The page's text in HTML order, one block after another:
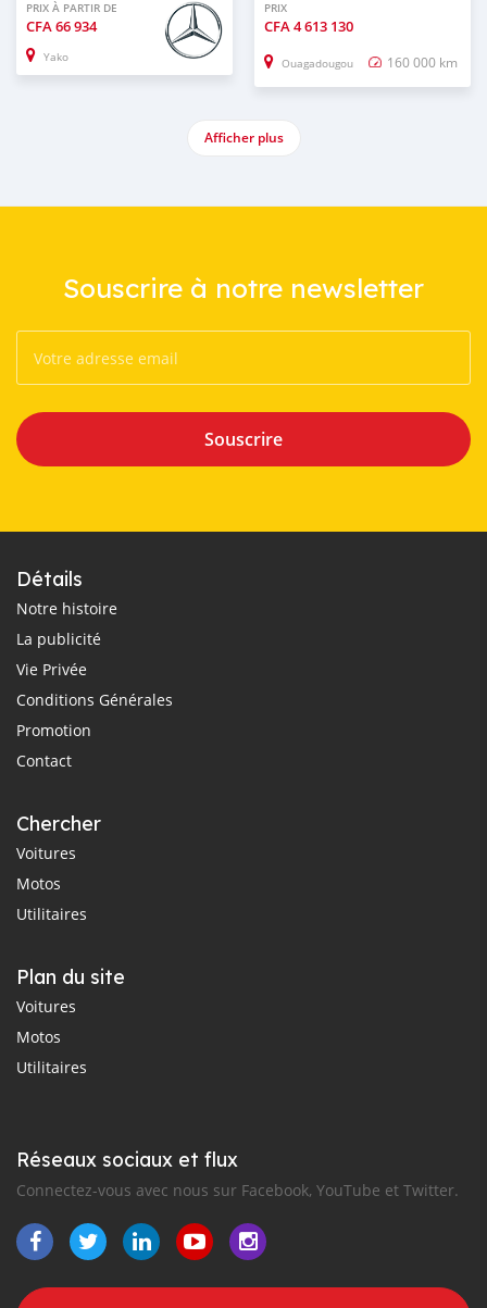
PRIX À PARTIR DE
CFA66 934
Yako
PRIX
CFA4 613 130
Ouagadougou 160 000 km
Afficher plus
Souscrire à notre newsletter
Souscrire
Détails
Notre histoire
La publicité
Vie Privée
Conditions Générales
Promotion
Contact
Chercher
Voitures
Motos
Utilitaires
Plan du site
Voitures
Motos
Utilitaires
Réseaux sociaux et flux
Connectez-vous avec nous sur Facebook, YouTube et Twitter.